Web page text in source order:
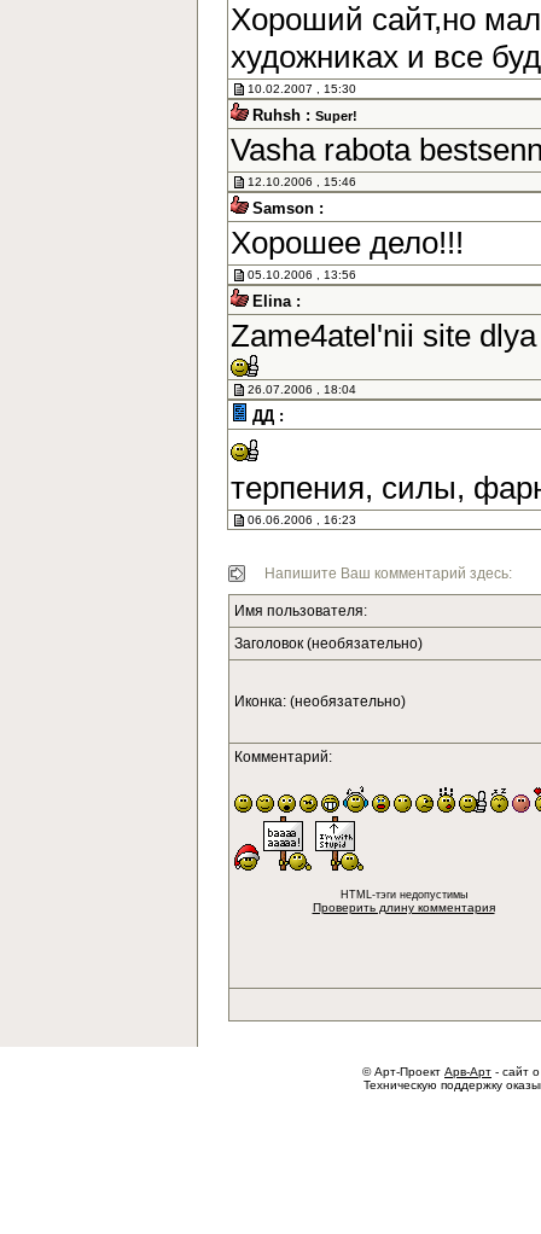
Хороший сайт,но
художниках и все
10.02.2007 , 15:30
Ruhsh : Super!
Vasha rabota
12.10.2006 , 15:46
Samson :
Хорошее дело!!!
05.10.2006 , 13:56
Elina :
Zame4atel'nii site
26.07.2006 , 18:04
ДД :
терпения, силы,
06.06.2006 , 16:23
Напишите Ваш комментарий здесь:
Имя пользователя:
Заголовок (необязательно)
Иконка: (необязательно)
Комментарий:
HTML-тэги недопустимы
Проверить длину комментария
© Арт-Проект Арв-Арт - сайт
Техническую поддержку